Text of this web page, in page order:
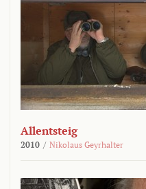
Allentsteig
2010 / Nikolaus Geyrhalter